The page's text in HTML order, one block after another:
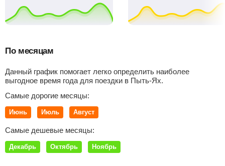
По месяцам
Данный график помогает легко определить наиболее
выгодное время года для поездки в Пыть-Ях.
Самые дорогие месяцы:
Июнь Июль Август
Самые дешевые месяцы:
Декабрь Октябрь Ноябрь